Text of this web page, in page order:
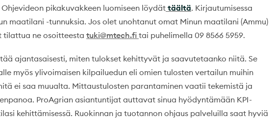
pikakuvakkeen luomiseen löydät täältä. Kirjautumisessa
maatilani -tunnuksia. Jos olet unohtanut omat Minun maatilani (Ammu)
tilattua ne osoitteesta tuki@mtech.fi tai puhelimella 09 8566 5959.
ajantasaisesti, miten tulokset kehittyvät ja saavutetaanko niitä. Se
myös ylivoimaisen kilpailuedun eli omien tulosten vertailun muihin
ei saa muualta. Mittaustulosten parantaminen vaatii tekemistä ja
ProAgrian asiantuntijat auttavat sinua hyödyntämään KPI-
kehittämisessä. Ruokinnan ja tuotannon ohjaus palveluilla saat hyviä